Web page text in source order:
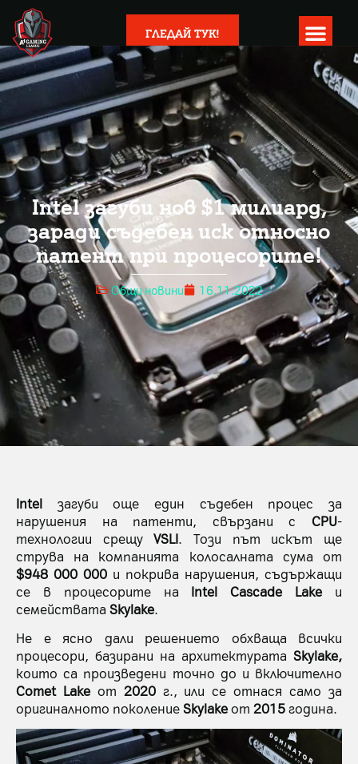
ГЛЕДАЙ ТУК!
Intel загуби нов $1 милиард,
заради съдебен иск относно
патент при процесорите!
Общи новини 16.11.2022
Intel загуби още един съдебен процес за
нарушения на патенти, свързани с CPU-
технологии срещуVSLI. Този път искът ще
струва на компанията колосалната сума от
$948 000 000 и покрива нарушения, съдържащи
се в процесорите на Intel Cascade Lake и
семействата Skylake.
Не е ясно дали решението обхваща всички
процесори, базирани на архитектурата Skylake,
които са произведени точно до и включително
Comet Lakeот 2020г., или се отнася само за
оригиналното поколениеSkylakeот 2015година.